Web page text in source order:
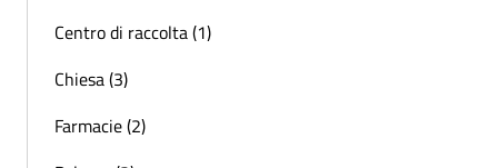
Centro di raccolta (1)
Chiesa (3)
Farmacie (2)